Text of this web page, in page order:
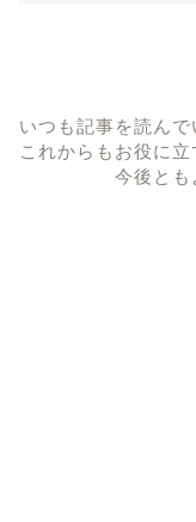
いつも記事を読ん
これからもお役に
今後と